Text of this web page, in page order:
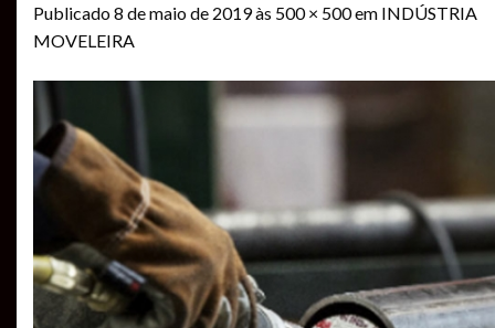
Publicado8 de maio de 2019às 500 × 500em INDÚSTRIA
MOVELEIRA